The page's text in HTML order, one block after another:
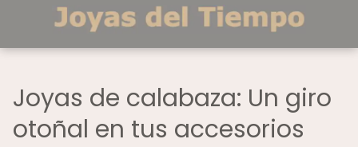
Joyas de calabaza: Un giro
otoñal en tus accesorios